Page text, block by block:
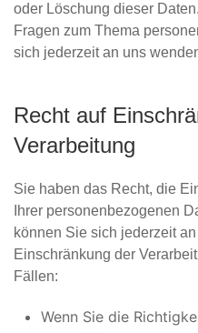
oder Löschung dieser
Fragen zum Thema
sich jederzeit an uns
Recht auf
Verarbeitung
Sie haben das Recht, die
Ihrer personenbezogenen
können Sie sich jederzeit
Einschränkung der
Fällen:
Wenn Sie die